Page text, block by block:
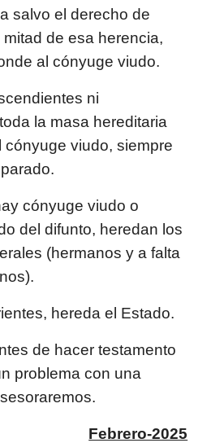
salvo el derecho de
de esa herencia,
al cónyuge viudo.
ni
la masa hereditaria
cónyuge viudo, siempre
cónyuge viudo o
del difunto, heredan los
(hermanos y a falta
hereda el Estado.
de hacer testamento
problema con una
Febrero-2025